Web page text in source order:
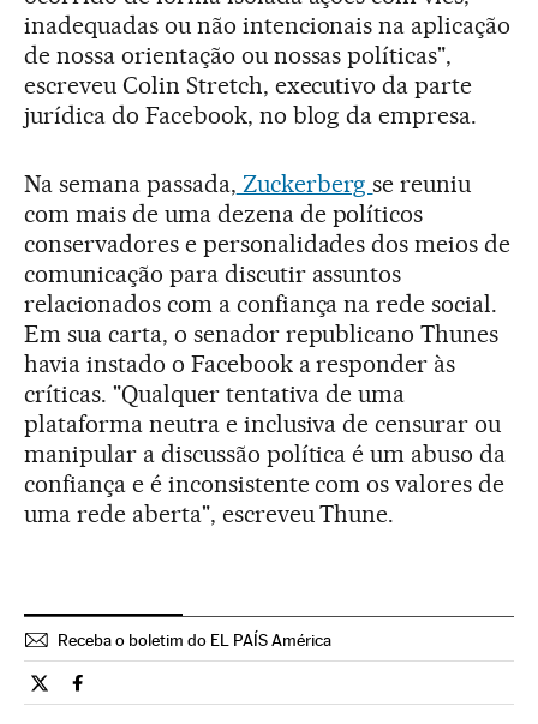
inadequadas ou não intencionais na aplicação
de nossa orientação ou nossas políticas",
escreveu Colin Stretch, executivo da parte
jurídica do Facebook, no blog da empresa.
Na semana passada, Zuckerbergse reuniu
com mais de uma dezena de políticos
conservadores e personalidades dos meios de
comunicação para discutir assuntos
relacionados com a confiança na rede social.
Em sua carta, o senador republicano Thunes
havia instado o Facebook a responder às
críticas. "Qualquer tentativa de uma
plataforma neutra e inclusiva de censurar ou
manipular a discussão política é um abuso da
confiança e é inconsistente com os valores de
uma rede aberta", escreveu Thune.
Receba o boletim do EL PAÍS América
Tecnologia El País Brasil en Twitter
Tecnologia El País Brasil en Facebook